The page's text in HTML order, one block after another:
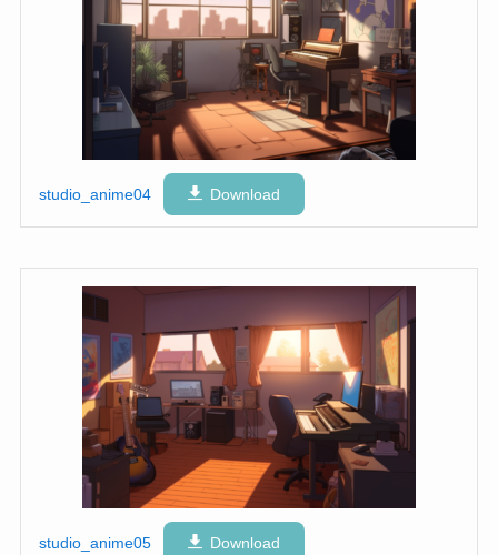
studio_anime04 Download
studio_anime05 Download